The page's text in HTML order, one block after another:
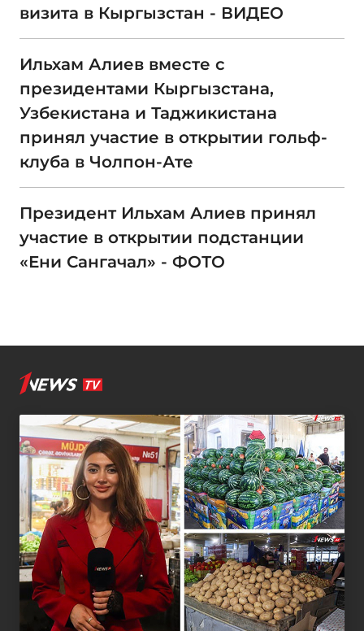
визита в Кыргызстан - ВИДЕО
Ильхам Алиев вместе с
президентами Кыргызстана,
Узбекистана и Таджикистана
принял участие в открытии гольф-
клуба в Чолпон-Ате
Президент Ильхам Алиев принял
участие в открытии подстанции
«Ени Сангачал» - ФОТО